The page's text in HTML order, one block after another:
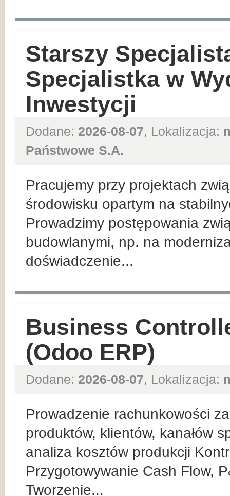
Starszy
Specjalistka w
Inwestycji
Dodane: 2026-08-07, Lokalizacja:
Państwowe S.A.
Pracujemy przy projektach
środowisku opartym na
Prowadzimy postępowania
budowlanymi, np. na
doświadczenie...
Business
(Odoo ERP)
Dodane: 2026-08-07, Lokalizacja:
Prowadzenie rachunkowości
produktów, klientów, kanałów
analiza kosztów produkcji
Przygotowywanie Cash Flow,
Tworzenie...